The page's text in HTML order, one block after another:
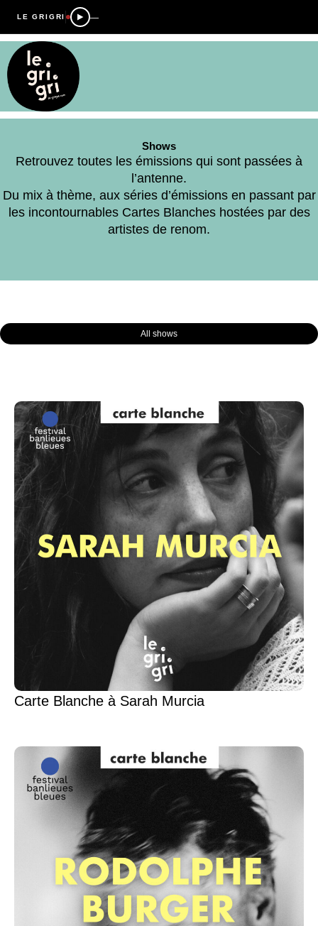
LE GRIGRI —
Shows
Retrouvez toutes les émissions qui sont passées à
l’antenne.
Du mix à thème, aux séries d’émissions en passant par
les incontournables Cartes Blanches hostées par des
artistes de renom.
All shows
Carte Blanche à Sarah Murcia
Page Page